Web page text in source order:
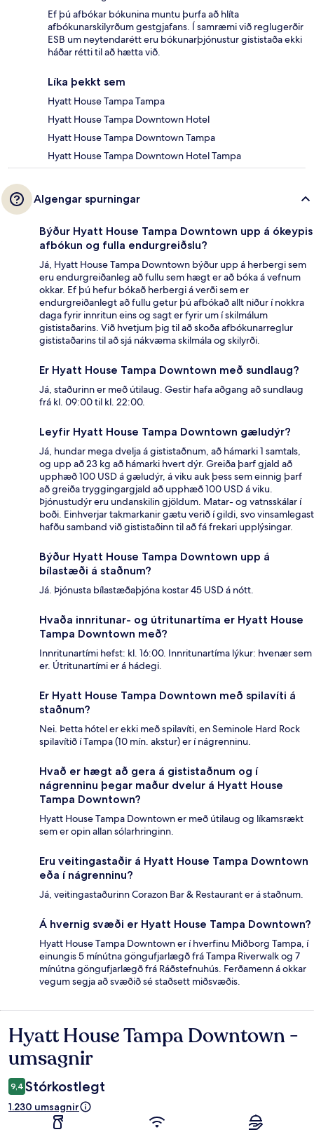
Ef þú afbókar bókunina muntu þurfa að hlíta
afbókunarskilyrðum gestgjafans. Í samræmi við reglugerðir
ESB um neytendarétt eru bókunarþjónustur gististaða ekki
háðar rétti til að hætta við.
Líka þekkt sem
Hyatt House Tampa Tampa
Hyatt House Tampa Downtown Hotel
Hyatt House Tampa Downtown Tampa
Hyatt House Tampa Downtown Hotel Tampa
Algengar spurningar
Býður Hyatt House Tampa Downtown upp á ókeypis
afbókun og fulla endurgreiðslu?
Já, Hyatt House Tampa Downtown býður upp á herbergi sem
eru endurgreiðanleg að fullu sem hægt er að bóka á vefnum
okkar. Ef þú hefur bókað herbergi á verði sem er
endurgreiðanlegt að fullu getur þú afbókað allt niður í nokkra
daga fyrir innritun eins og sagt er fyrir um í skilmálum
gististaðarins. Við hvetjum þig til að skoða afbókunarreglur
gististaðarins til að sjá nákvæma skilmála og skilyrði.
Er Hyatt House Tampa Downtown með sundlaug?
Já, staðurinn er með útilaug. Gestir hafa aðgang að sundlaug
frá kl. 09:00 til kl. 22:00.
Leyfir Hyatt House Tampa Downtown gæludýr?
Já, hundar mega dvelja á gististaðnum, að hámarki 1 samtals,
og upp að 23 kg að hámarki hvert dýr. Greiða þarf gjald að
upphæð 100 USD á gæludýr, á viku auk þess sem einnig þarf
að greiða tryggingargjald að upphæð 100 USD á viku.
Þjónustudýr eru undanskilin gjöldum. Matar- og vatnsskálar í
boði. Einhverjar takmarkanir gætu verið í gildi, svo vinsamlegast
hafðu samband við gististaðinn til að fá frekari upplýsingar.
Býður Hyatt House Tampa Downtown upp á
bílastæði á staðnum?
Já. Þjónusta bílastæðaþjóna kostar 45 USD á nótt.
Hvaða innritunar- og útritunartíma er Hyatt House
Tampa Downtown með?
Innritunartími hefst: kl. 16:00. Innritunartíma lýkur: hvenær sem
er. Útritunartími er á hádegi.
Er Hyatt House Tampa Downtown með spilavíti á
staðnum?
Nei. Þetta hótel er ekki með spilavíti, en Seminole Hard Rock
spilavítið í Tampa (10 mín. akstur) er í nágrenninu.
Hvað er hægt að gera á gististaðnum og í
nágrenninu þegar maður dvelur á Hyatt House
Tampa Downtown?
Hyatt House Tampa Downtown er með útilaug og líkamsrækt
sem er opin allan sólarhringinn.
Eru veitingastaðir á Hyatt House Tampa Downtown
eða í nágrenninu?
Já, veitingastaðurinn Corazon Bar & Restaurant er á staðnum.
Á hvernig svæði er Hyatt House Tampa Downtown?
Hyatt House Tampa Downtown er í hverfinu Miðborg Tampa, í
einungis 5 mínútna göngufjarlægð frá Tampa Riverwalk og 7
mínútna göngufjarlægð frá Ráðstefnuhús. Ferðamenn á okkar
vegum segja að svæðið sé staðsett miðsvæðis.
Umsagnir
Hyatt House Tampa Downtown -
umsagnir
9,4 Stórkostlegt
1.230 umsagnir